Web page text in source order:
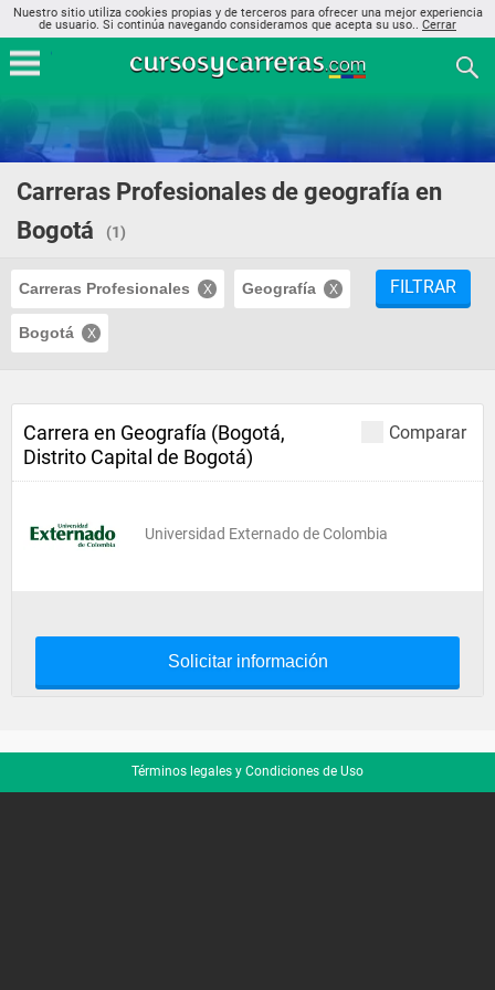
Nuestro sitio utiliza cookies propias y de terceros para ofrecer una mejor experiencia
de usuario. Si continúa navegando consideramos que acepta su uso.. Cerrar
Carreras Profesionales de geografía en
Bogotá
(1)
Carreras Profesionales Geografía
Bogotá
FILTRAR
Comparar
Carrera en Geografía (Bogotá,
Distrito Capital de Bogotá)
Universidad Externado de Colombia
Solicitar información
Términos legales y Condiciones de Uso